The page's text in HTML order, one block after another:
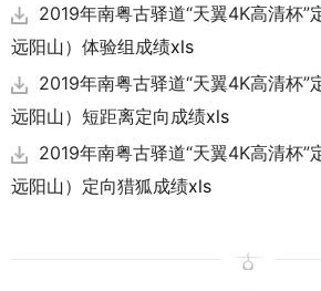
2019年南粤古驿道“天翼4K高清杯”
远阳山）体验组成绩xls
2019年南粤古驿道“天翼4K高清杯”
远阳山）短距离定向成绩xls
2019年南粤古驿道“天翼4K高清杯”
远阳山）定向猎狐成绩xls